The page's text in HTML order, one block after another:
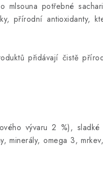
mlsouna potřebné
přírodní antioxidanty,
přidávají čistě
vývaru 2 %),
minerály, omega 3,